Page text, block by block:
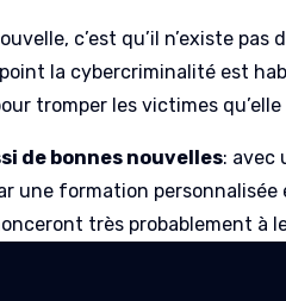
c’est qu’il n’existe
la cybercriminalité est
tromper les victimes qu’elle
de bonnes nouvelles: avec
une formation
très probablement à